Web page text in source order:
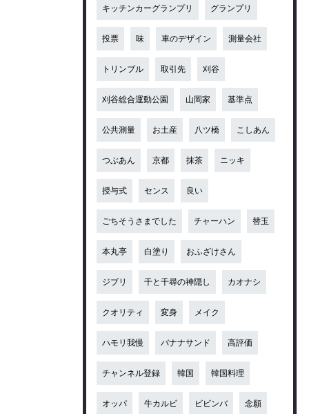
キッチンカーグランプリ グランプリ
投票 味 車のデザイン 測量会社
トリンブル 取引先 刈谷
刈谷総合運動公園 山岡家 基準点
公共測量 お土産 八ツ橋 こしあん
つぶあん 京都 抹茶 ニッキ
授与式 センス 良い
ごちそうさまでした チャーハン 替玉
本丸亭 白塗り おふざけさん
ジブリ 千と千尋の神隠し カオナシ
クオリティ 変身 メイク
ハモリ我慢 バナナサンド 高評価
チャンネル登録 韓国 韓国料理
オッパ 牛カルビ ビビンバ 念願